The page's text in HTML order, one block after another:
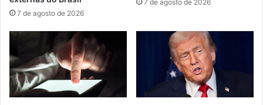
7 de agosto de 2026
7 de agosto de 2026